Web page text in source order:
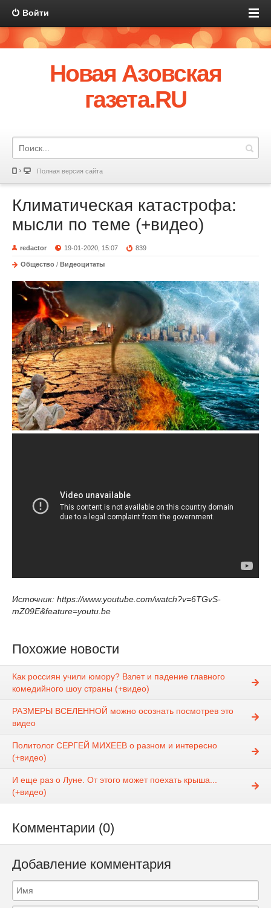
Войти
Новая Азовская
газета.RU
Полная версия сайта
Климатическая катастрофа:
мысли по теме (+видео)
redactor 19-01-2020, 15:07 839
Общество / Видеоцитаты
Источник: https://www.youtube.com/watch?v=6TGvS-
mZ09E&feature=youtu.be
Похожие новости
Как россиян учили юмору? Взлет и падение главного
комедийного шоу страны (+видео)
РАЗМЕРЫ ВСЕЛЕННОЙ можно осознать посмотрев это
видео
Политолог СЕРГЕЙ МИХЕЕВ о разном и интересно
(+видео)
И еще раз о Луне. От этого может поехать крыша...
(+видео)
Комментарии (0)
Добавление комментария